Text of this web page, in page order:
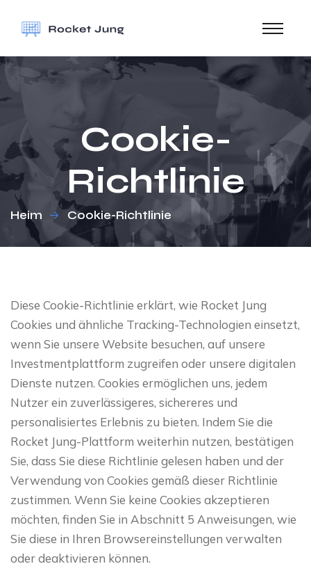
Cookie-
Richtlinie
Heim Cookie-Richtlinie
Diese Cookie-Richtlinie erklärt, wie Rocket Jung
Cookies und ähnliche Tracking-Technologien einsetzt,
wenn Sie unsere Website besuchen, auf unsere
Investmentplattform zugreifen oder unsere digitalen
Dienste nutzen. Cookies ermöglichen uns, jedem
Nutzer ein zuverlässigeres, sichereres und
personalisiertes Erlebnis zu bieten. Indem Sie die
Rocket Jung-Plattform weiterhin nutzen, bestätigen
Sie, dass Sie diese Richtlinie gelesen haben und der
Verwendung von Cookies gemäß dieser Richtlinie
zustimmen. Wenn Sie keine Cookies akzeptieren
möchten, finden Sie in Abschnitt 5 Anweisungen, wie
Sie diese in Ihren Browsereinstellungen verwalten
oder deaktivieren können.